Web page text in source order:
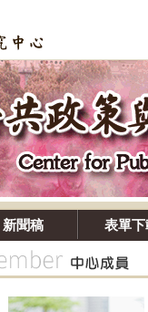
新聞稿 表單下